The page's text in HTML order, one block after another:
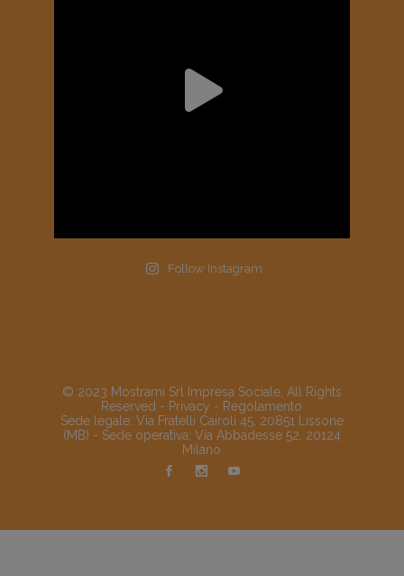
Follow Instagram
© 2023 Mostrami Srl Impresa Sociale, All Rights
Reserved - Privacy - Regolamento
Sede legale: Via Fratelli Cairoli 45, 20851 Lissone
(MB) - Sede operativa: Via Abbadesse 52, 20124
Milano